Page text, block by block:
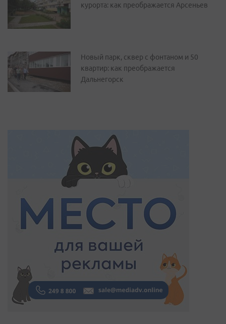
курорта: как преображается Арсеньев
Новый парк, сквер с фонтаном и 50
квартир: как преображается
Дальнегорск